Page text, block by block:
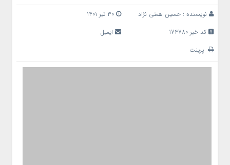
نویسنده : حسین همتی نژاد
۳۰ تیر ۱۴۰۱
کد خبر 174780
ایمیل
پرینت